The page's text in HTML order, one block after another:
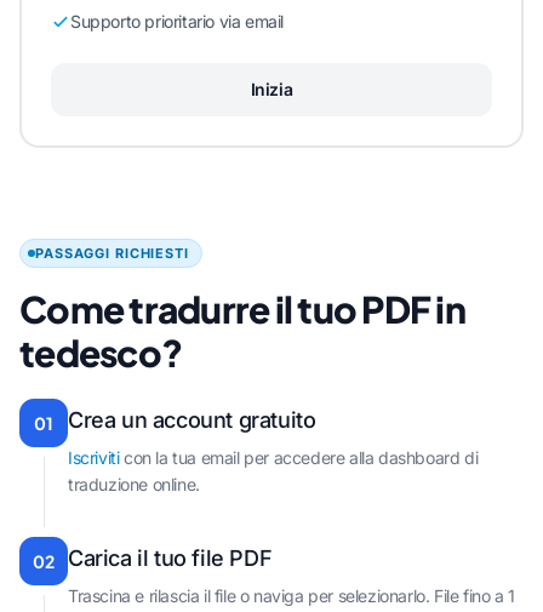
Supporto prioritario via email
Inizia
PASSAGGI RICHIESTI
Come tradurre il tuo PDF in
tedesco?
01 Crea un account gratuito
Iscriviticon la tua email per accedere alla dashboard di
traduzione online.
02 Carica il tuo file PDF
Trascina e rilascia il file o naviga per selezionarlo. File fino a 1